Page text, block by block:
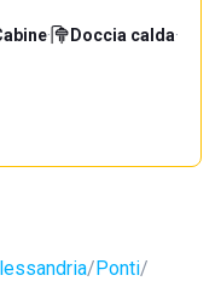
· Doccia calda·
Ponti